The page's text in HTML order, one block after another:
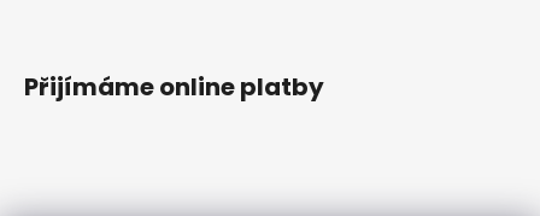
Přijímáme online platby